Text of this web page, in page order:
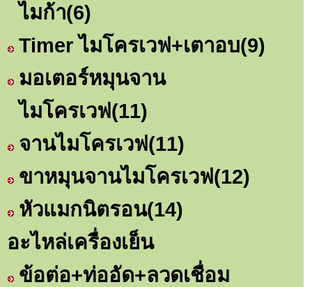
ไมก้า(6)
Timer ไมโครเวฟ+เตาอบ(9)
มอเตอร์หมุนจาน
ไมโครเวฟ(11)
จานไมโครเวฟ(11)
ขาหมุนจานไมโครเวฟ(12)
หัวแมกนิตรอน(14)
อะไหล่เครื่องเย็น
ข้อต่อ+ท่ออัด+ลวดเชื่อม